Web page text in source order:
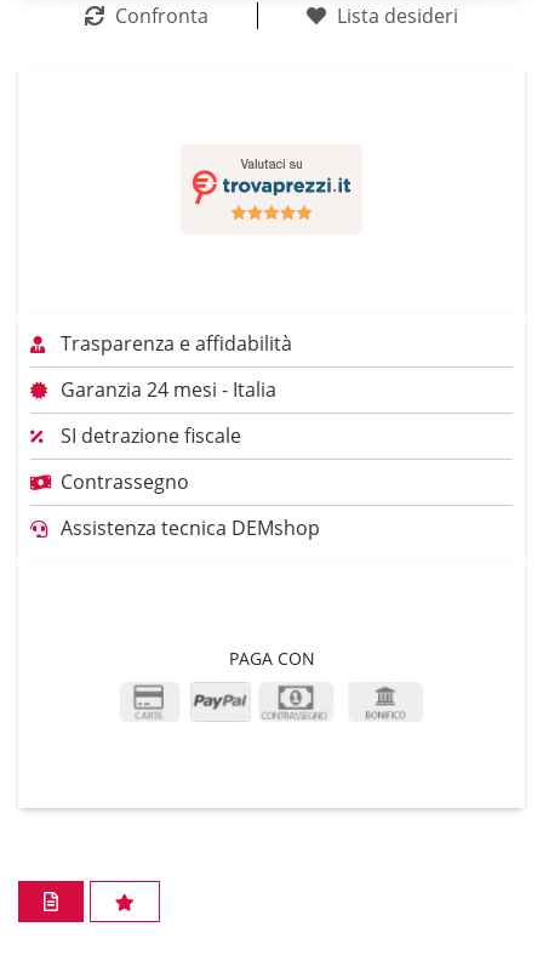
Confronta Lista desideri
Trasparenza e affidabilità
Garanzia 24 mesi - Italia
SI detrazione fiscale
Contrassegno
Assistenza tecnica DEMshop
PAGA CON